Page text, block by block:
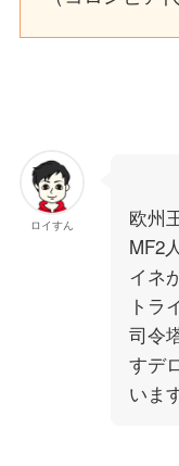
ロイすん
欧州
MF2
イネ
トラ
司令
すデ
いま